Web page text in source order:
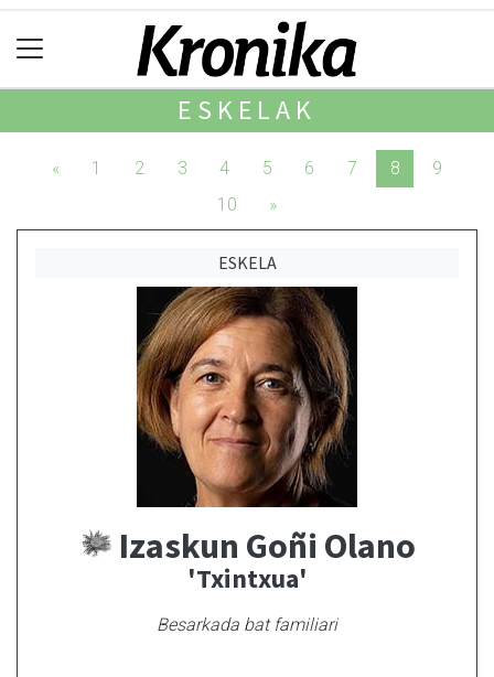
ESKELAK
« 1 2 3 4 5 6 7 8
9
10
»
ESKELA
Izaskun Goñi Olano
'Txintxua'
Besarkada bat familiari